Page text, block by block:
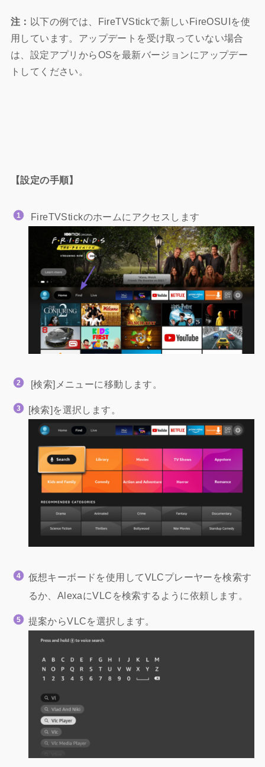
注： 以下の例では、FireTVStickで新しいFireOSUIを使
用しています。アップデートを受け取っていない場合
は、設定アプリからOSを最新バージョンにアップデー
トしてください。
【設定の手順】
FireTVStickのホームにアクセスします
[検索]メニューに移動します。
[検索]を選択します。
仮想キーボードを使用してVLCプレーヤーを検索す
るか、AlexaにVLCを検索するように依頼します。
提案からVLCを選択します。